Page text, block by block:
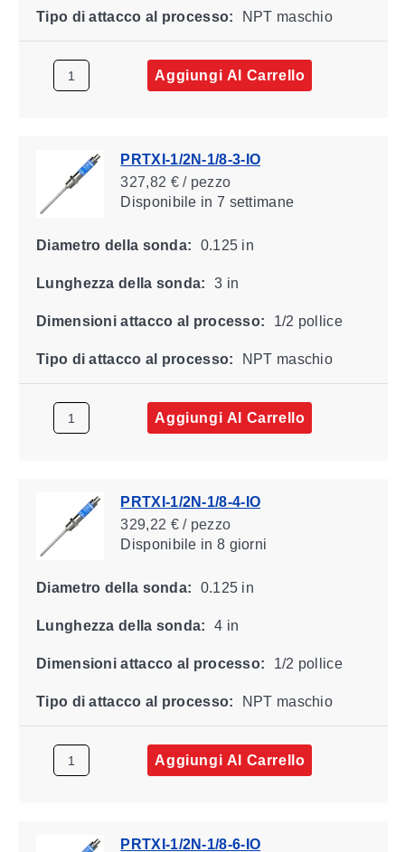
Tipo di attacco al processo: NPT maschio
Aggiungi Al Carrello
PRTXI-1/2N-1/8-3-IO
327,82 € / pezzo
Disponibile in 7 settimane
Diametro della sonda: 0.125 in
Lunghezza della sonda: 3 in
Dimensioni attacco al processo: 1/2 pollice
Tipo di attacco al processo: NPT maschio
Aggiungi Al Carrello
PRTXI-1/2N-1/8-4-IO
329,22 € / pezzo
Disponibile in 8 giorni
Diametro della sonda: 0.125 in
Lunghezza della sonda: 4 in
Dimensioni attacco al processo: 1/2 pollice
Tipo di attacco al processo: NPT maschio
Aggiungi Al Carrello
PRTXI-1/2N-1/8-6-IO